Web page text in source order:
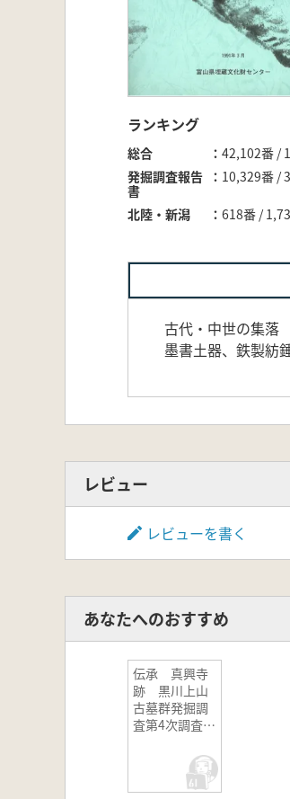
ランキング
総合
42,102番 /
発掘調査報告
書
10,329番 /
北陸・新潟 618番 /
古代・中世の集落
墨書土器、鉄製紡
レビュー
レビューを書く
あなたへのおすすめ
伝承 真興寺
跡 黒川上山
古墓群発掘調
査第4次調査概